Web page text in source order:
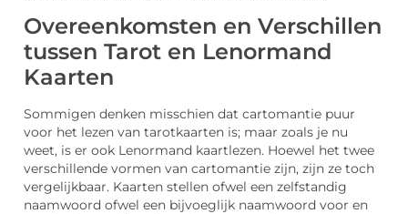
Overeenkomsten en Verschillen
tussen Tarot en Lenormand
Kaarten
Sommigen denken misschien dat cartomantie puur
voor het lezen van tarotkaarten is; maar zoals je nu
weet, is er ook Lenormand kaartlezen. Hoewel het twee
verschillende vormen van cartomantie zijn, zijn ze toch
vergelijkbaar. Kaarten stellen ofwel een zelfstandig
naamwoord ofwel een bijvoeglijk naamwoord voor en